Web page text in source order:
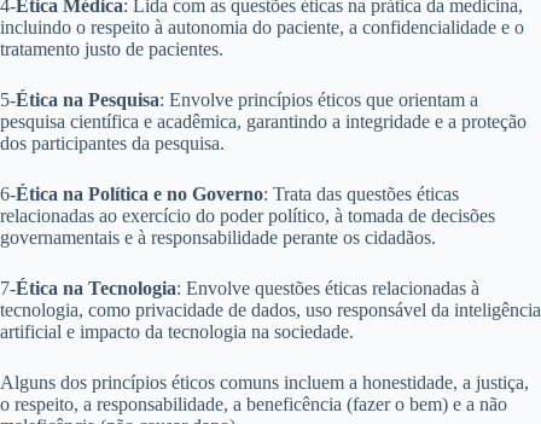
4-Ética Médica: Lida com as questões éticas na prática da medicina,
incluindo o respeito à autonomia do paciente, a confidencialidade e o
tratamento justo de pacientes.
5-Ética na Pesquisa: Envolve princípios éticos que orientam a
pesquisa científica e acadêmica, garantindo a integridade e a proteção
dos participantes da pesquisa.
6-Ética na Política e no Governo: Trata das questões éticas
relacionadas ao exercício do poder político, à tomada de decisões
governamentais e à responsabilidade perante os cidadãos.
7-Ética na Tecnologia: Envolve questões éticas relacionadas à
tecnologia, como privacidade de dados, uso responsável da inteligência
artificial e impacto da tecnologia na sociedade.
Alguns dos princípios éticos comuns incluem a honestidade, a justiça,
o respeito, a responsabilidade, a beneficência (fazer o bem) e a não